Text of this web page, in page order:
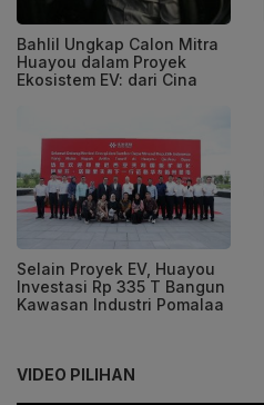
Bahlil Ungkap Calon Mitra
Huayou dalam Proyek
Ekosistem EV: dari Cina
Selain Proyek EV, Huayou
Investasi Rp 335 T Bangun
Kawasan Industri Pomalaa
VIDEO PILIHAN